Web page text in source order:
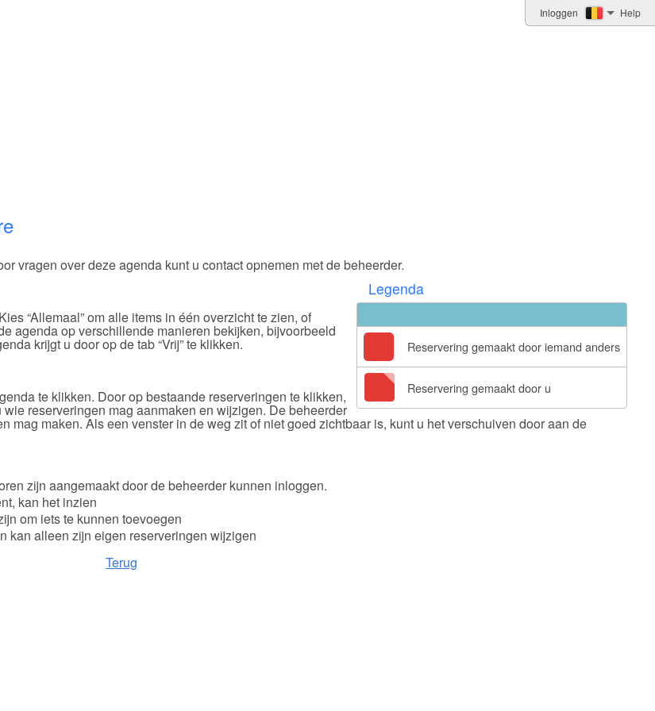
Inloggen Help
vragen over deze agenda kunt u contact opnemen met de beheerder.
Legenda
Reservering gemaakt door iemand anders
Reservering gemaakt door u
“Allemaal” om alle items in één overzicht te zien, of
agenda op verschillende manieren bekijken, bijvoorbeeld
krijgt u door op de tab “Vrij” te klikken.
te klikken. Door op bestaande reserveringen te klikken,
reserveringen mag aanmaken en wijzigen. De beheerder
maken. Als een venster in de weg zit of niet goed zichtbaar is, kunt u het verschuiven door aan de
zijn aangemaakt door de beheerder kunnen inloggen.
kan het inzien
om iets te kunnen toevoegen
kan alleen zijn eigen reserveringen wijzigen
Terug